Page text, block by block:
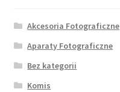
Akcesoria Fotograficzne
Aparaty Fotograficzne
Bez kategorii
Komis